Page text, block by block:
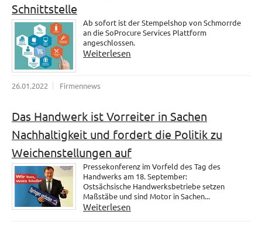
Schnittstelle
Ab sofort ist der Stempelshop von Schmorrde
an die SoProcure Services Plattform
angeschlossen.
Weiterlesen
26.01.2022 Firmennews
Das Handwerk ist Vorreiter in Sachen
Nachhaltigkeit und fordert die Politik zu
Weichenstellungen auf
Pressekonferenz im Vorfeld des Tag des
Handwerks am 18. September:
Ostsächsische Handwerksbetriebe setzen
Maßstäbe und sind Motor in Sachen...
Weiterlesen